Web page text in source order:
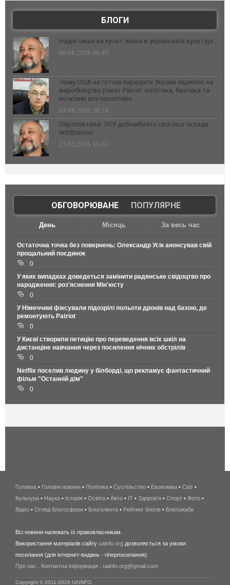
БЛОГИ
Надія лише на культ жінки в українській культурі
06.08.2026 08:49
Чому США не готові передати Україні ліцензію на
виробництво ракет Patriot: політика, безпека та
можливі альтернативи
03.08.2026 20:24
Перспектива: ЗСУ добомблять і всі інші склади
Wildberries
23.07.2026 11:31
ОБГОВОРЮВАНЕ| ПОПУЛЯРНЕ
День Місяць За весь час
Остаточна точка без повернень: Олександр Усік анонсував свій
прощальний поєдинок
0
У яких випадках доведеться замінити радянське свідоцтво про
народження: роз'яснення Мін'юсту
0
У Німеччині фіксували підозрілі польоти дронів над базою, де
ремонтують Patriot
0
У Києві створили петицію про переведення всіх шкіл на
дистанціне навчання через посилення нічних обстрілів
0
Netflix поселив людину у білборді, що рекламує фантастичний
фільм "Останній дім"
0
беспроводной
интернет
киев
wimax
в
Головна • Головні новини • Політика • Суспільство • Економіка • Світ •
Культура • Наука • Історія • Освіта • Авто • IT • Здоров'я • Спорт • Фото •
Відео • Огляд блогосфери • Блоголента • Рейтинг блогів • Блогожаби
Всі новини належать їх правовласникам.
Використання матеріалів сайту uainfo.org дозволяється за умови
посилання (для інтернет-видань - гіперпосилання).
Про нас
Контактна інформація uainfo.org@gmail.com
Copyright © 2011-2026 UAINFO.